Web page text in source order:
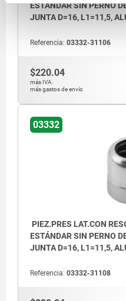
ESTÁNDAR SIN PERNO
JUNTA D=16,
Referencia: 03332-31106
$220.04
más IVA.
más gastos de envío
03332
PIEZ.PRES LAT.CON
ESTÁNDAR SIN PERNO
JUNTA D=16,
Referencia: 03332-31108